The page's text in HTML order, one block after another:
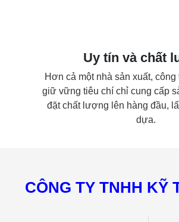
Uy tín và chất
Hơn cả một nhà sản xuất, công
giữ vững tiêu chí chỉ cung cấp
đặt chất lượng lên hàng đầu,
dựa.
CÔNG TY TNHH KỸ